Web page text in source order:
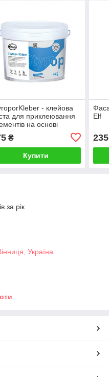
- клейова
для приклеювання
на основі
₴
Купити
Elf
235
за рік
Україна